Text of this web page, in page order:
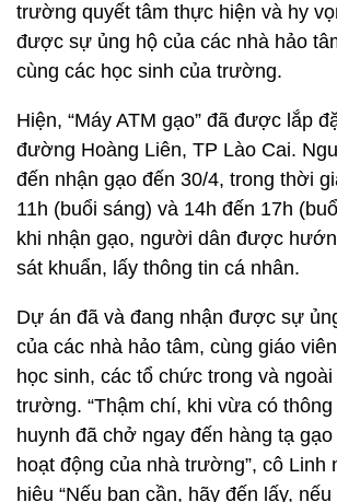
trường quyết tâm thực hiện và hy
được sự ủng hộ của các nhà hảo
cùng các học sinh của trường.
Hiện, “Máy ATM gạo” đã được lắp
đường Hoàng Liên, TP Lào Cai.
đến nhận gạo đến 30/4, trong thời
11h (buổi sáng) và 14h đến 17h
khi nhận gạo, người dân được
sát khuẩn, lấy thông tin cá nhân.
Dự án đã và đang nhận được sự
của các nhà hảo tâm, cùng giáo
học sinh, các tổ chức trong và ngoài
trường. “Thậm chí, khi vừa có thông
huynh đã chở ngay đến hàng tạ
hoạt động của nhà trường”, cô Linh
hiệu “Nếu bạn cần, hãy đến lấy,